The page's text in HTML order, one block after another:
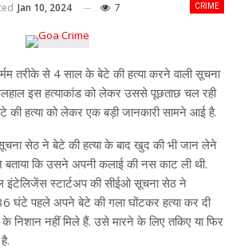
CRIME
Jan 10, 2024 7
तरीके से 4 साल के बेटे की हत्या करने वाली सूचना
इस हत्याकांड को लेकर उससे पूछताछ चल रही
हत्या को लेकर एक बड़ी जानकारी सामने आई है.
सेठ ने बेटे की हत्या के बाद खुद की भी जान लेने
बताया कि उसने अपनी कलाई की नस काट ली थी.
इंटेलिजेंस स्टार्टअप की सीईओ सूचना सेठ ने
घंटे पहले अपने बेटे की गला घोंटकर हत्या कर दी
निशान नहीं मिले हैं. उसे मारने के लिए तकिए या फिर